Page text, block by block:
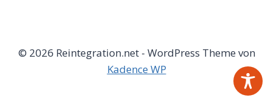
© 2026 Reintegration.net - WordPress Theme von
Kadence WP